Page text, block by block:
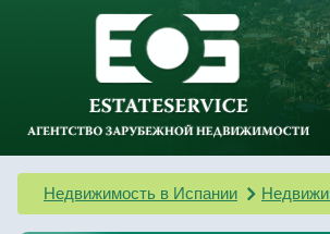
Недвижимость в Испании